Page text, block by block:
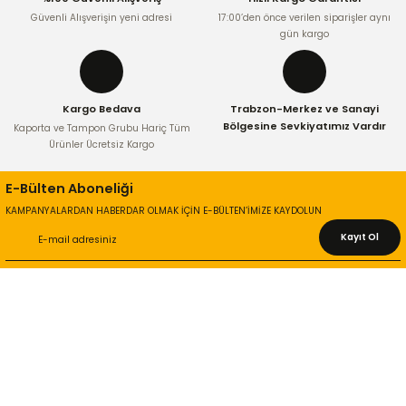
Bu ürüne benzer farklı alternatifler olmalı.
Güvenli Alışverişin yeni adresi
17:00’den önce verilen siparişler aynı
gün kargo
Kargo Bedava
Kaporta ve Tampon Grubu Hariç Tüm
Ürünler Ücretsiz Kargo
Trabzon-Merkez ve Sanayi
Bölgesine Sevkiyatımız Vardır
E-Bülten Aboneliği
KAMPANYALARDAN HABERDAR OLMAK İÇİN E-BÜLTEN’İMİZE KAYDOLUN
Kayıt Ol